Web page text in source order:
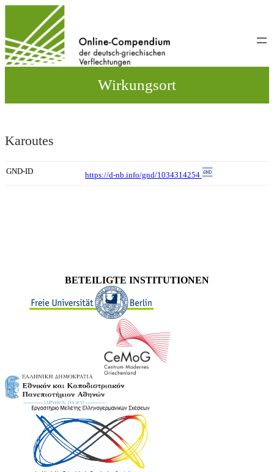
wechseln
Wirkungsort
Karoutes
GND-ID https://d-nb.info/gnd/1034314254
BETEILIGTE INSTITUTIONEN